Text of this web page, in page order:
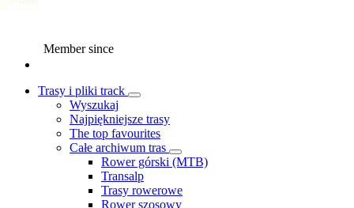
Member since
Trasy i pliki track
Wyszukaj
Najpiękniejsze trasy
The top favourites
Całe archiwum tras
Rower górski (MTB)
Transalp
Trasy rowerowe
Rower szosowy